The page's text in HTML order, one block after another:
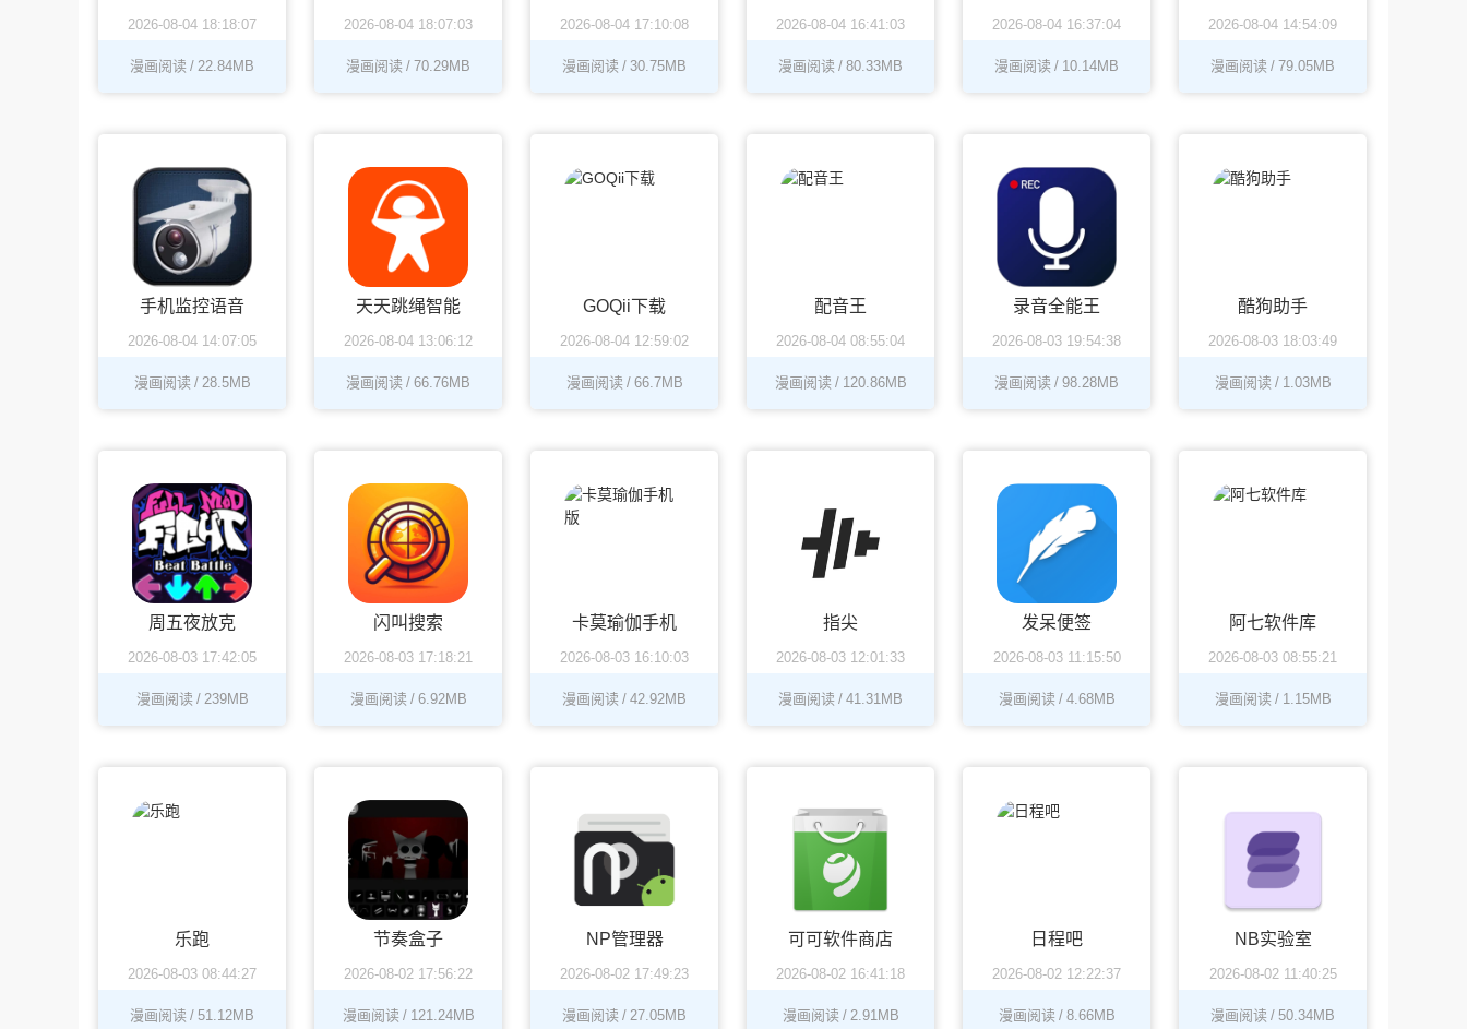
2026-08-04 18:18:07
漫画阅读 / 22.84MB
器
2026-08-04 18:07:03
漫画阅读 / 70.29MB
2026-08-04 17:10:08
漫画阅读 / 30.75MB
器
2026-08-04 16:41:03
漫画阅读 / 80.33MB
2026-08-04 16:37:04
漫画阅读 / 10.14MB
2026-08-04 14:54:09
漫画阅读 / 79.05MB
手机监控语音
喊话
2026-08-04 14:07:05
漫画阅读 / 28.5MB
天天跳绳智能
体育运动平台
app手机版
2026-08-04 13:06:12
漫画阅读 / 66.76MB
GOQii下载
2026-08-04 12:59:02
漫画阅读 / 66.7MB
配音王
2026-08-04 08:55:04
漫画阅读 / 120.86MB
录音全能王
2026-08-03 19:54:38
漫画阅读 / 98.28MB
酷狗助手
2026-08-03 18:03:49
漫画阅读 / 1.03MB
周五夜放克
2026-08-03 17:42:05
漫画阅读 / 239MB
闪叫搜索
2026-08-03 17:18:21
漫画阅读 / 6.92MB
卡莫瑜伽手机
版
2026-08-03 16:10:03
漫画阅读 / 42.92MB
指尖
2026-08-03 12:01:33
漫画阅读 / 41.31MB
发呆便签
2026-08-03 11:15:50
漫画阅读 / 4.68MB
阿七软件库
2026-08-03 08:55:21
漫画阅读 / 1.15MB
乐跑
2026-08-03 08:44:27
漫画阅读 / 51.12MB
节奏盒子
2026-08-02 17:56:22
漫画阅读 / 121.24MB
NP管理器
2026-08-02 17:49:23
漫画阅读 / 27.05MB
可可软件商店
2026-08-02 16:41:18
漫画阅读 / 2.91MB
日程吧
2026-08-02 12:22:37
漫画阅读 / 8.66MB
NB实验室
2026-08-02 11:40:25
漫画阅读 / 50.34MB